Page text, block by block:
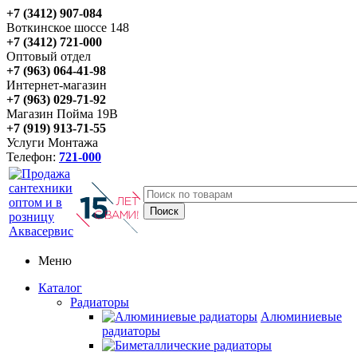
+7 (3412) 907-084
Воткинское шоссе 148
+7 (3412) 721-000
Оптовый отдел
+7 (963) 064-41-98
Интернет-магазин
+7 (963) 029-71-92
Магазин Пойма 19В
+7 (919) 913-71-55
Услуги Монтажа
Телефон: 721-000
Меню
Каталог
Радиаторы
Алюминиевые
радиаторы